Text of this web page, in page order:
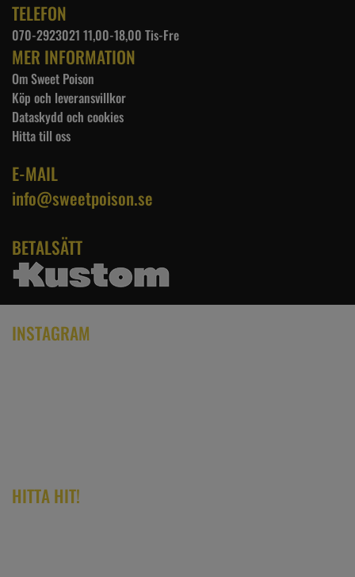
TELEFON
070-2923021 11,00-18,00 Tis-Fre
MER INFORMATION
Om Sweet Poison
Köp och leveransvillkor
Dataskydd och cookies
Hitta till oss
E-MAIL
info@sweetpoison.se
BETALSÄTT
INSTAGRAM
HITTA HIT!